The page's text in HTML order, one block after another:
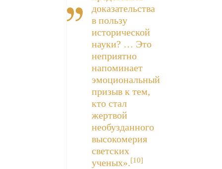
доказательства
в пользу
исторической
науки? … Это
неприятно
напоминает
эмоциональный
призыв к тем,
кто стал
жертвой
необузданного
высокомерия
светских
ученых».[10]